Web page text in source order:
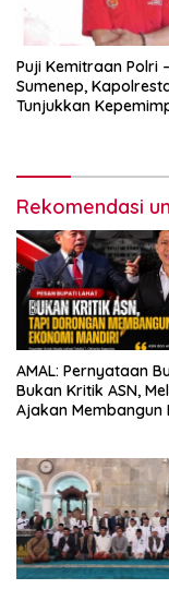
Puji Kemitraan Polri –
Sumenep,
Tunjukkan
Rekomendasi
AMAL: Pernyataan
Bukan Kritik ASN,
Ajakan Membangun